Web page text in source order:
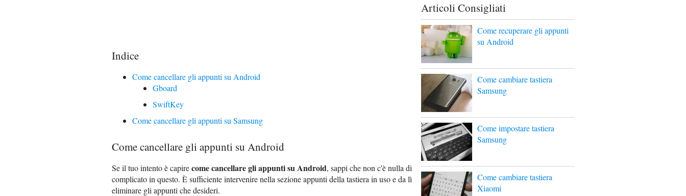
Indice
Come cancellare gli appunti su Android
Gboard
SwiftKey
Come cancellare gli appunti su Samsung
Come cancellare gli appunti su Android
Se il tuo intento è capirecome cancellare gli appunti su Android, sappi che non c'è nulla di
complicato in questo. È sufficiente intervenire nella sezione appunti della tastiera in uso e da lì
eliminare gli appunti che desideri.
Articoli Consigliati
Come recuperare gli appunti
su Android
Come cambiare tastiera
Samsung
Come impostare tastiera
Samsung
Come cambiare tastiera
Xiaomi